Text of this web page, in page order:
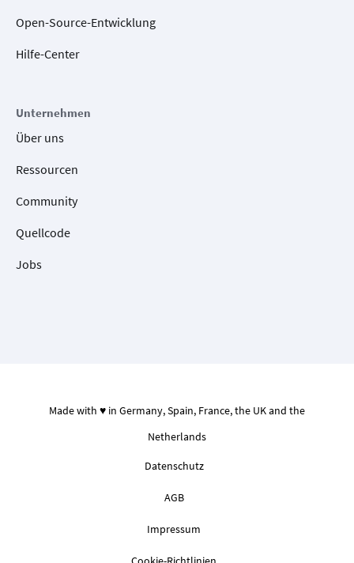
Open-Source-Entwicklung
Hilfe-Center
Unternehmen
Über uns
Ressourcen
Community
Quellcode
Jobs
Made with ♥ in Germany, Spain, France, the UK and the
Netherlands
Datenschutz
AGB
Impressum